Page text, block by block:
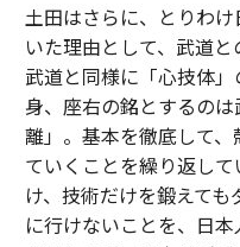
土田はさらに、とりわ
いた理由として、武道
武道と同様に「心技体
身、座右の銘とするの
離」。基本を徹底して
ていくことを繰り返し
け、技術だけを鍛えて
に行けないことを、日本